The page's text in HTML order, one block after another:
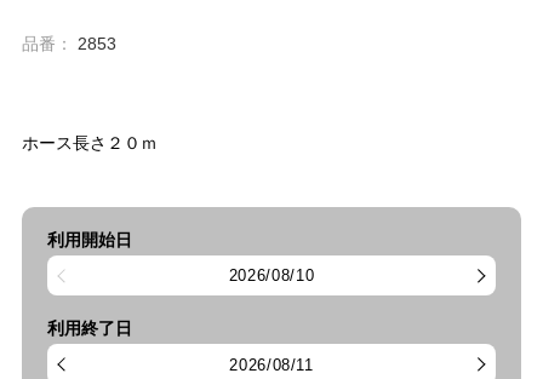
品番： 2853
ホース長さ２０ｍ
利用開始日
2026/08/10
利用終了日
2026/08/11